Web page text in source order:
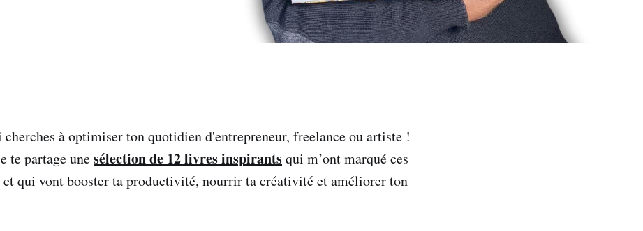
à optimiser ton quotidien d'entrepreneur, freelance ou artiste !
te partage unesélection de 12 livres inspirantsqui m’ont marqué ces
qui vont booster ta productivité, nourrir ta créativité et améliorer ton